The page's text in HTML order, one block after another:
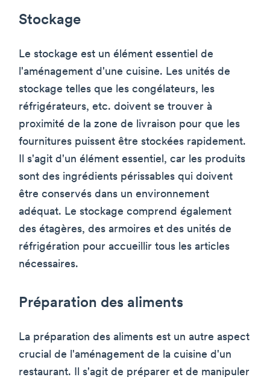
Stockage
Le stockage est un élément essentiel de
l'aménagement d'une cuisine. Les unités de
stockage telles que les congélateurs, les
réfrigérateurs, etc. doivent se trouver à
proximité de la zone de livraison pour que les
fournitures puissent être stockées rapidement.
Il s'agit d'un élément essentiel, car les produits
sont des ingrédients périssables qui doivent
être conservés dans un environnement
adéquat. Le stockage comprend également
des étagères, des armoires et des unités de
réfrigération pour accueillir tous les articles
nécessaires.
Préparation des aliments
La préparation des aliments est un autre aspect
crucial de l'aménagement de la cuisine d'un
restaurant. Il s'agit de préparer et de manipuler